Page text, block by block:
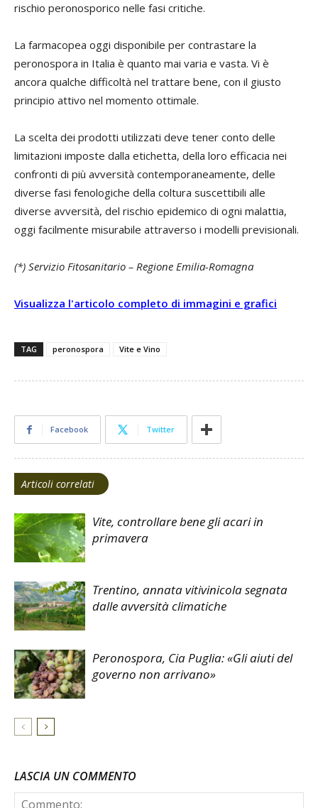
rischio peronosporico nelle fasi critiche.
La farmacopea oggi disponibile per contrastare la
peronospora in Italia è quanto mai varia e vasta. Vi è
ancora qualche difficoltà nel trattare bene, con il giusto
principio attivo nel momento ottimale.
La scelta dei prodotti utilizzati deve tener conto delle
limitazioni imposte dalla etichetta, della loro efficacia nei
confronti di più avversità contemporaneamente, delle
diverse fasi fenologiche della coltura suscettibili alle
diverse avversità, del rischio epidemico di ogni malattia,
oggi facilmente misurabile attraverso i modelli previsionali.
(*) Servizio Fitosanitario – Regione Emilia-Romagna
Visualizza l'articolo completo di immagini e grafici
TAG peronospora Vite e Vino
Facebook Twitter
Articoli correlati
Vite, controllare bene gli acari in
primavera
Trentino, annata vitivinicola segnata
dalle avversità climatiche
Peronospora, Cia Puglia: «Gli aiuti del
governo non arrivano»
LASCIA UN COMMENTO